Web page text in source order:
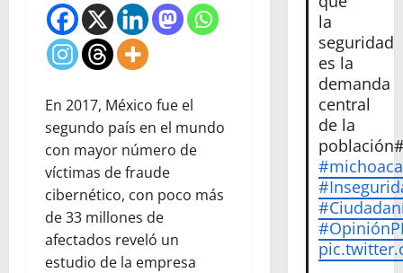
En 2017, México fue el
segundo país en el mundo
con mayor número de
víctimas de fraude
cibernético, con poco más
de 33 millones de
afectados reveló un
estudio de la empresa
la
seguridad
es la
demanda
central
de la